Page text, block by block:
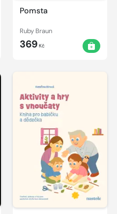
Pomsta
Ruby Braun
369 Kč